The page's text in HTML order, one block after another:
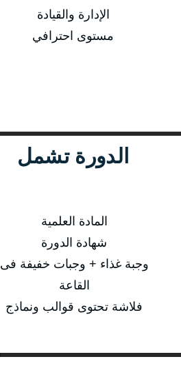
الإدارة والقيادة
مستوى احترافي
الدورة تشمل
المادة العلمية
شهادة الدورة
وجبة غذاء + وجبات خفيفة فى
القاعة
فلاشة تحتوى قوالب ونماذج